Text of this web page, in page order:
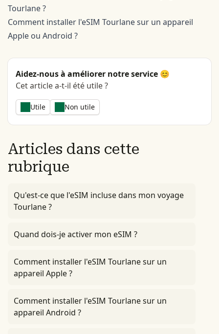
Tourlane ?
Comment installer l'eSIM Tourlane sur un appareil
Apple ou Android ?
Aidez-nous à améliorer notre service 😊
Cet article a-t-il été utile ?
Utile Non utile
Articles dans cette
rubrique
Qu'est-ce que l'eSIM incluse dans mon voyage
Tourlane ?
Quand dois-je activer mon eSIM ?
Comment installer l'eSIM Tourlane sur un
appareil Apple ?
Comment installer l'eSIM Tourlane sur un
appareil Android ?